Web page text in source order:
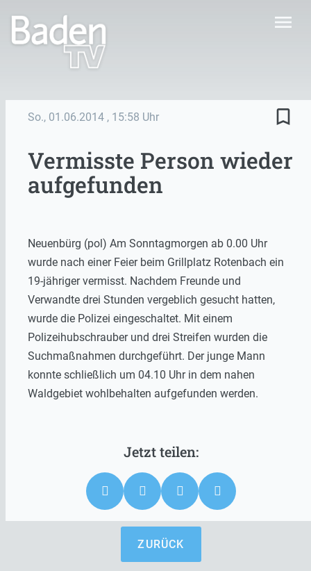
menu
So., 01.06.2014 , 15:58 Uhr bookmark_border
Vermisste Person wieder
aufgefunden
Neuenbürg (pol) Am Sonntagmorgen ab 0.00 Uhr
wurde nach einer Feier beim Grillplatz Rotenbach ein
19-jähriger vermisst. Nachdem Freunde und
Verwandte drei Stunden vergeblich gesucht hatten,
wurde die Polizei eingeschaltet. Mit einem
Polizeihubschrauber und drei Streifen wurden die
Suchmaßnahmen durchgeführt. Der junge Mann
konnte schließlich um 04.10 Uhr in dem nahen
Waldgebiet wohlbehalten aufgefunden werden.
ZURÜCK